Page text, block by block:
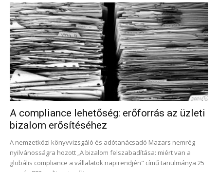
A compliance lehetőség: erőforrás az üzleti
bizalom erősítéséhez
A nemzetközi könyvvizsgáló és adótanácsadó Mazars nemrég
nyilvánosságra hozott „A bizalom felszabadítása: miért van a
globális compliance a vállalatok napirendjén" című tanulmánya 25